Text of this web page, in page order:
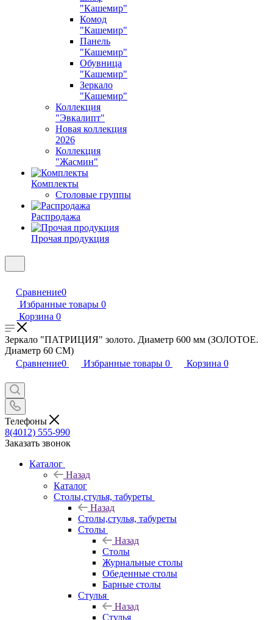
"Кашемир"
Комод
"Кашемир"
Панель
"Кашемир"
Обувница
"Кашемир"
Зеркало
"Кашемир"
Коллекция
"Эвкалипт"
Новая коллекция
2026
Коллекция
"Жасмин"
Комплекты
Столовые группы
Распродажа
Прочая продукция
Сравнение0
Избранные товары 0
Корзина 0
Зеркало "ПАТРИЦИЯ" золото. Диаметр 600 мм (ЗОЛОТОЕ.
Диаметр 60 СМ)
Сравнение0 Избранные товары 0 Корзина 0
Телефоны
8(4012) 555-990
Заказать звонок
Каталог
Назад
Каталог
Столы,стулья, табуреты
Назад
Столы,стулья, табуреты
Столы
Назад
Столы
Журнальные столы
Обеденные столы
Барные столы
Стулья
Назад
Стулья